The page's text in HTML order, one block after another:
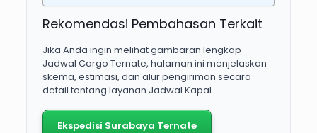
Rekomendasi Pembahasan Terkait
Jika Anda ingin melihat gambaran lengkap
Jadwal Cargo Ternate, halaman ini menjelaskan
skema, estimasi, dan alur pengiriman secara
detail tentang layanan Jadwal Kapal
Ekspedisi Surabaya Ternate